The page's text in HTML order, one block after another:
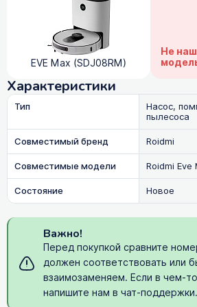
EVE Max (SDJ08RM)
Не
Характеристики
Тип Насос,
пылесоса
Совместимый бренд
Roidmi
Совместимые модели
Roidmi Eve
Состояние
Новое
Важно!
Перед покупкой сравните
должен соответствовать или
взаимозаменяем. Если в чем-
напишите нам в чат-